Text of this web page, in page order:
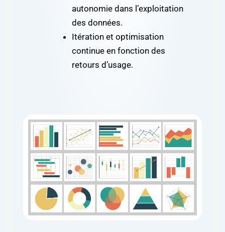
autonomie dans l’exploitation
des données.
Itération et optimisation
continue en fonction des
retours d’usage.